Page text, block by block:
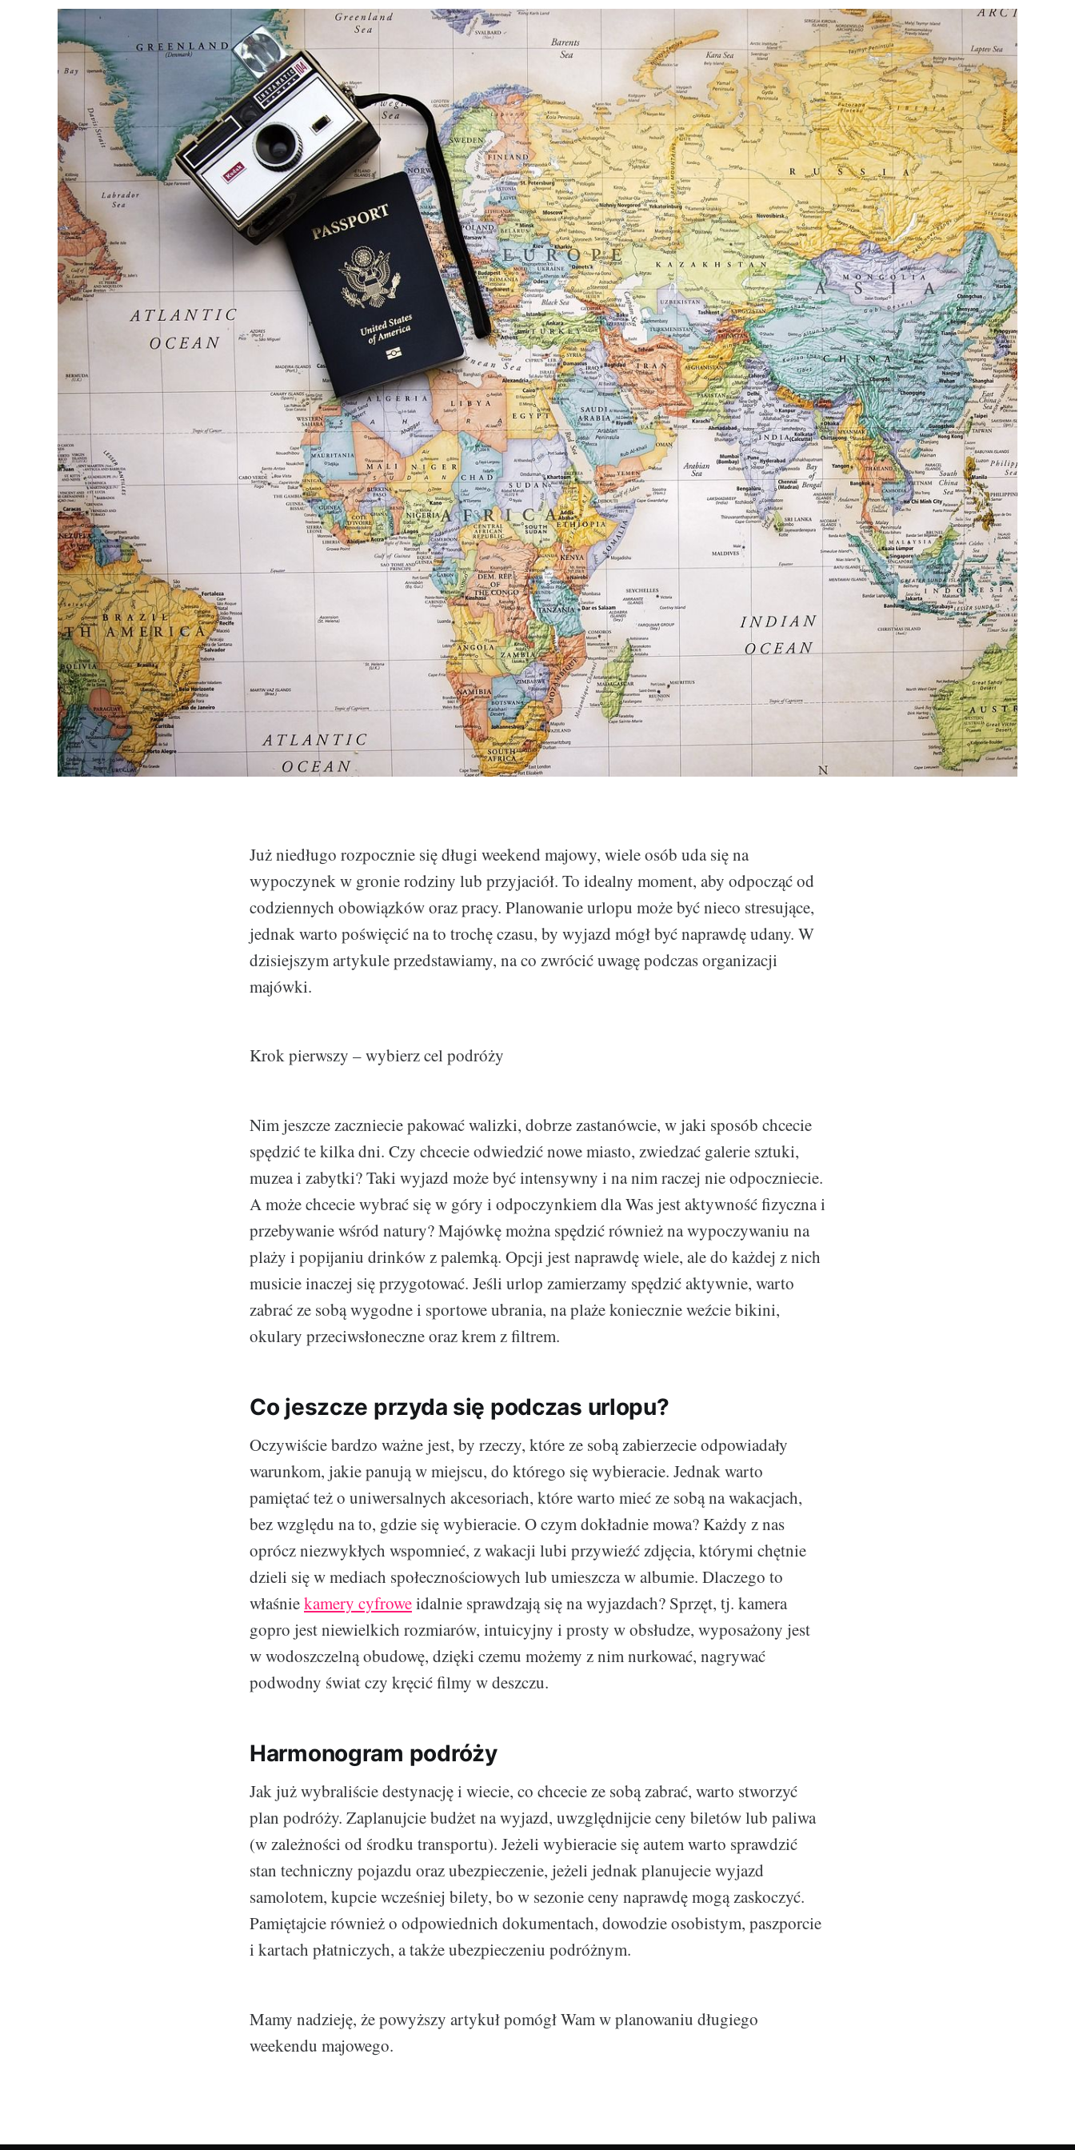
Już niedługo rozpocznie się długi weekend majowy, wiele osób uda się na
wypoczynek w gronie rodziny lub przyjaciół. To idealny moment, aby odpocząć od
codziennych obowiązków oraz pracy. Planowanie urlopu może być nieco stresujące,
jednak warto poświęcić na to trochę czasu, by wyjazd mógł być naprawdę udany. W
dzisiejszym artykule przedstawiamy, na co zwrócić uwagę podczas organizacji
majówki.
Krok pierwszy – wybierz cel podróży
Nim jeszcze zaczniecie pakować walizki, dobrze zastanówcie, w jaki sposób chcecie
spędzić te kilka dni. Czy chcecie odwiedzić nowe miasto, zwiedzać galerie sztuki,
muzea i zabytki? Taki wyjazd może być intensywny i na nim raczej nie odpoczniecie.
A może chcecie wybrać się w góry i odpoczynkiem dla Was jest aktywność fizyczna i
przebywanie wśród natury? Majówkę można spędzić również na wypoczywaniu na
plaży i popijaniu drinków z palemką. Opcji jest naprawdę wiele, ale do każdej z nich
musicie inaczej się przygotować. Jeśli urlop zamierzamy spędzić aktywnie, warto
zabrać ze sobą wygodne i sportowe ubrania, na plaże koniecznie weźcie bikini,
okulary przeciwsłoneczne oraz krem z filtrem.
Co jeszcze przyda się podczas urlopu?
Oczywiście bardzo ważne jest, by rzeczy, które ze sobą zabierzecie odpowiadały
warunkom, jakie panują w miejscu, do którego się wybieracie. Jednak warto
pamiętać też o uniwersalnych akcesoriach, które warto mieć ze sobą na wakacjach,
bez względu na to, gdzie się wybieracie. O czym dokładnie mowa? Każdy z nas
oprócz niezwykłych wspomnieć, z wakacji lubi przywieźć zdjęcia, którymi chętnie
dzieli się w mediach społecznościowych lub umieszcza w albumie. Dlaczego to
właśniekamery cyfroweidalnie sprawdzają się na wyjazdach? Sprzęt, tj. kamera
gopro jest niewielkich rozmiarów, intuicyjny i prosty w obsłudze, wyposażony jest
w wodoszczelną obudowę, dzięki czemu możemy z nim nurkować, nagrywać
podwodny świat czy kręcić filmy w deszczu.
Harmonogram podróży
Jak już wybraliście destynację i wiecie, co chcecie ze sobą zabrać, warto stworzyć
plan podróży. Zaplanujcie budżet na wyjazd, uwzględnijcie ceny biletów lub paliwa
(w zależności od środku transportu). Jeżeli wybieracie się autem warto sprawdzić
stan techniczny pojazdu oraz ubezpieczenie, jeżeli jednak planujecie wyjazd
samolotem, kupcie wcześniej bilety, bo w sezonie ceny naprawdę mogą zaskoczyć.
Pamiętajcie również o odpowiednich dokumentach, dowodzie osobistym, paszporcie
i kartach płatniczych, a także ubezpieczeniu podróżnym.
Mamy nadzieję, że powyższy artykuł pomógł Wam w planowaniu długiego
weekendu majowego.